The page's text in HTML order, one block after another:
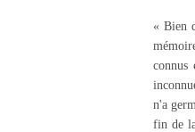
« Bien
connus
n'a
fin de